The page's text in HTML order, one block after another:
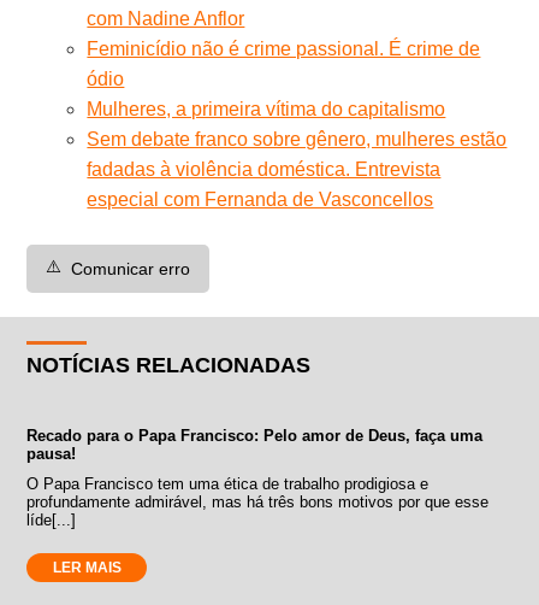
com Nadine Anflor
Feminicídio não é crime passional. É crime de
ódio
Mulheres, a primeira vítima do capitalismo
Sem debate franco sobre gênero, mulheres estão
fadadas à violência doméstica. Entrevista
especial com Fernanda de Vasconcellos
⚠️ Comunicar erro
NOTÍCIAS RELACIONADAS
Recado para o Papa Francisco: Pelo amor de Deus, faça uma
pausa!
O Papa Francisco tem uma ética de trabalho prodigiosa e
profundamente admirável, mas há três bons motivos por que esse
líde[...]
LER MAIS